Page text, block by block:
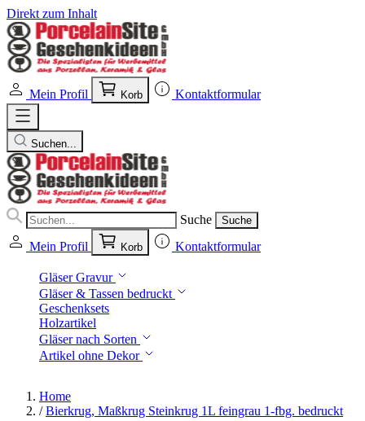
Direkt zum Inhalt
Mein Profil Korb Kontaktformular
Suchen...
Suche Suche
Mein Profil Korb Kontaktformular
Gläser Gravur
Gläser & Tassen bedruckt
Geschenksets
Holzartikel
Gläser nach Sorten
Artikel ohne Dekor
Home
/ Bierkrug, Maßkrug Steinkrug 1L feingrau 1-fbg. bedruckt